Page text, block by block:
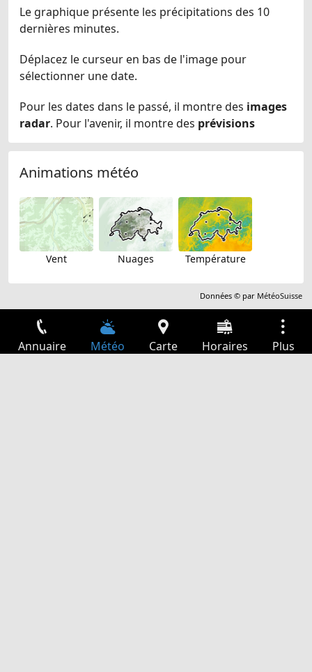
Le graphique présente les précipitations des 10
dernières minutes.
Déplacez le curseur en bas de l'image pour
sélectionner une date.
Pour les dates dans le passé, il montre des images
radar. Pour l'avenir, il montre des prévisions
Animations météo
Vent Nuages Température
Données © par MétéoSuisse
Annuaire Météo Carte Horaires Plus